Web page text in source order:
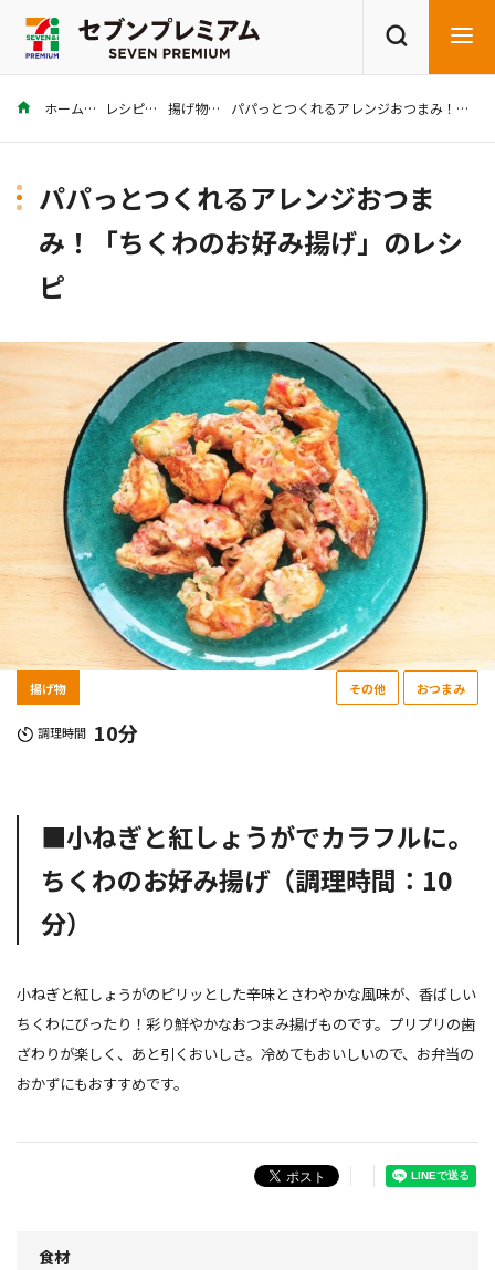
商品を探す レシピを探す
ホーム レシピ 揚げ物 パパっとつくれるアレンジおつまみ！「ちくわのお好み揚げ」のレシピ
パパっとつくれるアレンジおつま
み！「ちくわのお好み揚げ」のレシ
ピ
揚げ物 その他 おつまみ
調理時間 10分
■小ねぎと紅しょうがでカラフルに。
ちくわのお好み揚げ（調理時間：10
分）
小ねぎと紅しょうがのピリッとした辛味とさわやかな風味が、香ばしい
ちくわにぴったり！彩り鮮やかなおつまみ揚げものです。プリプリの歯
ざわりが楽しく、あと引くおいしさ。冷めてもおいしいので、お弁当の
おかずにもおすすめです。
食材